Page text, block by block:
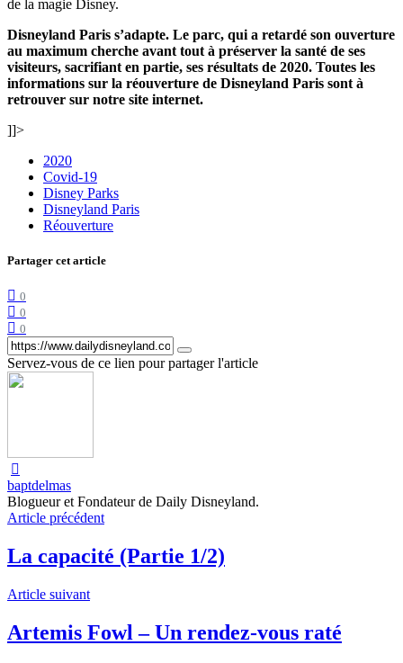
de la magie Disney.
Disneyland Paris s’adapte. Le parc, qui a retardé son ouverture
au maximum cherche avant tout à préserver la santé de ses
visiteurs, sacrifiant en partie, ses résultats de 2020. Toutes les
informations sur la réouverture de Disneyland Paris sont à
retrouver sur notre site internet.
]]>
2020
Covid-19
Disney Parks
Disneyland Paris
Réouverture
Partager cet article
0
0
0
Servez-vous de ce lien pour partager l'article
baptdelmas
Blogueur et Fondateur de Daily Disneyland.
Article précédent
La capacité (Partie 1/2)
Article suivant
Artemis Fowl – Un rendez-vous raté